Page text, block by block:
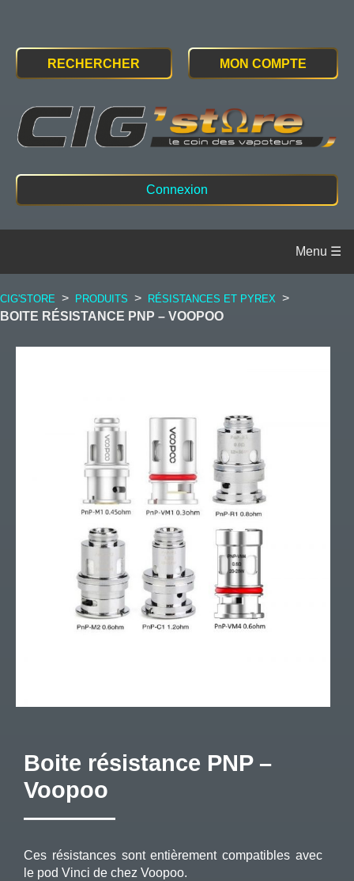
RECHERCHER MON COMPTE
Connexion
CIG'STORE > PRODUITS > RÉSISTANCES ET PYREX >
BOITE RÉSISTANCE PNP – VOOPOO
Boite résistance PNP –
Voopoo
Ces résistances sont entièrement compatibles avec
le pod Vinci de chez Voopoo.